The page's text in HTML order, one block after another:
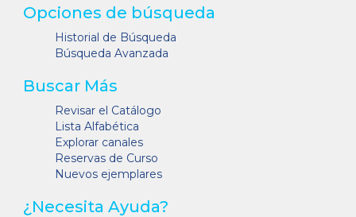
Opciones de búsqueda
Historial de Búsqueda
Búsqueda Avanzada
Buscar Más
Revisar el Catálogo
Lista Alfabética
Explorar canales
Reservas de Curso
Nuevos ejemplares
¿Necesita Ayuda?